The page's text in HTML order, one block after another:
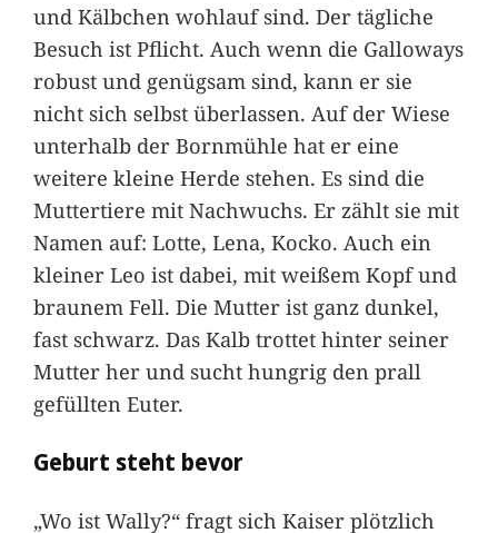
und Kälbchen wohlauf sind. Der tägliche
Besuch ist Pflicht. Auch wenn die Galloways
robust und genügsam sind, kann er sie
nicht sich selbst überlassen. Auf der Wiese
unterhalb der Bornmühle hat er eine
weitere kleine Herde stehen. Es sind die
Muttertiere mit Nachwuchs. Er zählt sie mit
Namen auf: Lotte, Lena, Kocko. Auch ein
kleiner Leo ist dabei, mit weißem Kopf und
braunem Fell. Die Mutter ist ganz dunkel,
fast schwarz. Das Kalb trottet hinter seiner
Mutter her und sucht hungrig den prall
gefüllten Euter.
Geburt steht bevor
„Wo ist Wally?“ fragt sich Kaiser plötzlich